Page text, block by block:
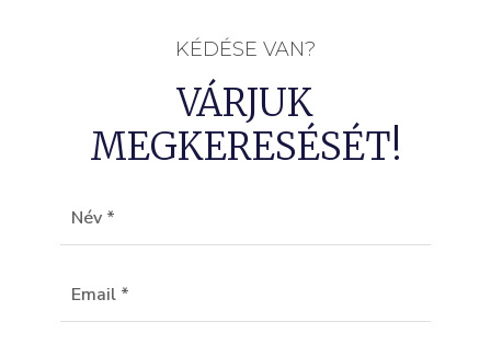
KÉDÉSE VAN?
VÁRJUK
MEGKERESÉSÉT!